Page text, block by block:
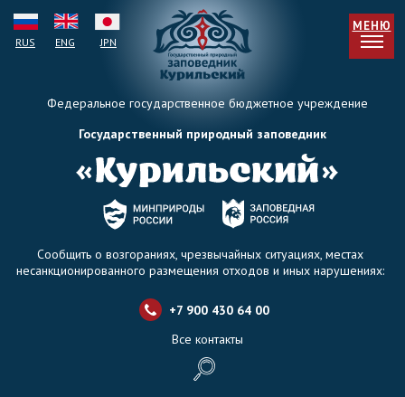
Федеральное государственное бюджетное учреждение
RUS ENG JPN
Сообщить о возгораниях, чрезвычайных ситуациях, местах
несанкционированного размещения отходов и иных нарушениях:
Все контакты
Государственный природный заповедник
+7 900 430 64 00
МЕНЮ